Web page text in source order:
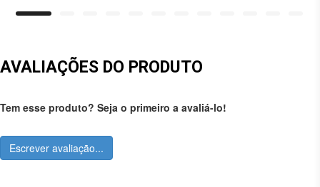
AVALIAÇÕES DO PRODUTO
Tem esse produto? Seja o primeiro a avaliá-lo!
Escrever avaliação...